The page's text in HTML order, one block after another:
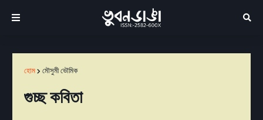
হোম মৌসুমী ভৌমিক
গুচ্ছ কবিতা